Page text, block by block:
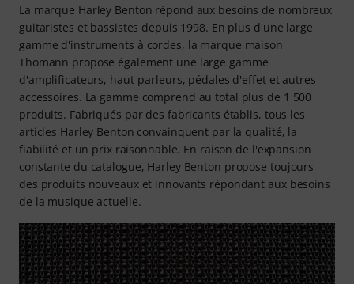
La marque Harley Benton répond aux besoins de nombreux
guitaristes et bassistes depuis 1998. En plus d'une large
gamme d'instruments à cordes, la marque maison
Thomann propose également une large gamme
d'amplificateurs, haut-parleurs, pédales d'effet et autres
accessoires. La gamme comprend au total plus de 1 500
produits. Fabriqués par des fabricants établis, tous les
articles Harley Benton convainquent par la qualité, la
fiabilité et un prix raisonnable. En raison de l'expansion
constante du catalogue, Harley Benton propose toujours
des produits nouveaux et innovants répondant aux besoins
de la musique actuelle.